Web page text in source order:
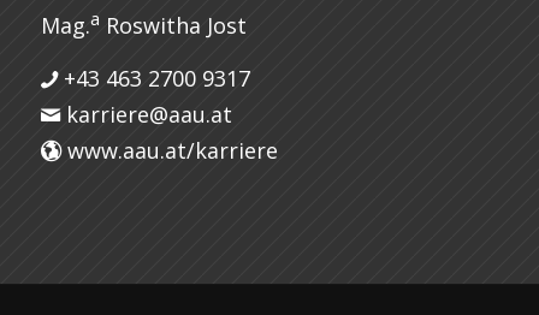
Mag.a Roswitha Jost
+43 463 2700 9317
karriere@aau.at
www.aau.at/karriere